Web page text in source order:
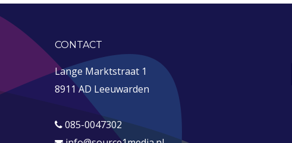
CONTACT
Lange Marktstraat 1
8911 AD Leeuwarden
085-0047302